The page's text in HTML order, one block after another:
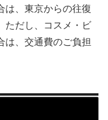
、東京からの往復
ただし、コスメ・ビ
は、交通費のご負担